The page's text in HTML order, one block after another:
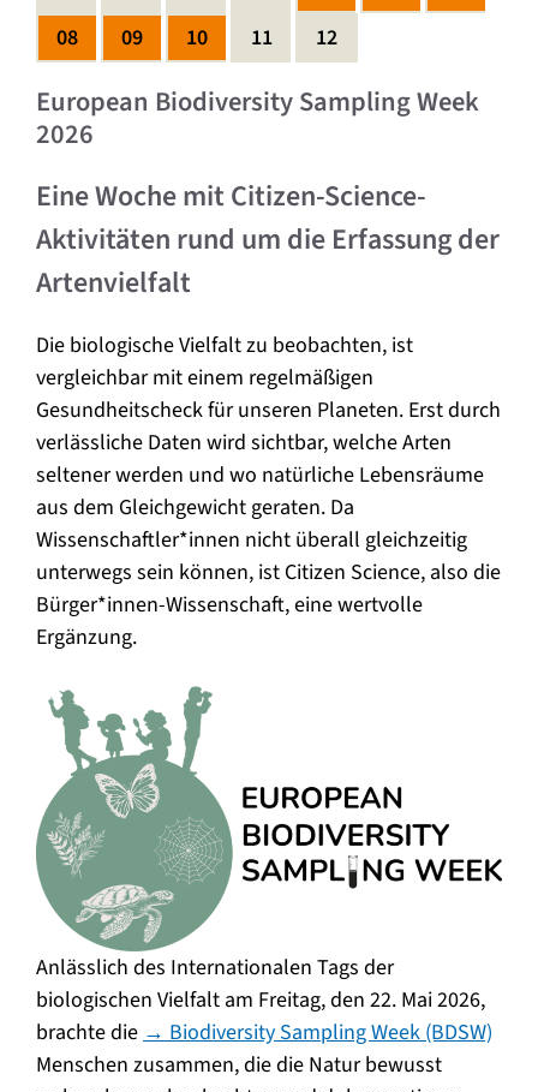
08
09 10 11 12
European Biodiversity Sampling Week
2026
Eine Woche mit Citizen-Science-
Aktivitäten rund um die Erfassung der
Artenvielfalt
Die biologische Vielfalt zu beobachten, ist
vergleichbar mit einem regelmäßigen
Gesundheitscheck für unseren Planeten. Erst durch
verlässliche Daten wird sichtbar, welche Arten
seltener werden und wo natürliche Lebensräume
aus dem Gleichgewicht geraten. Da
Wissenschaftler*innen nicht überall gleichzeitig
unterwegs sein können, ist Citizen Science, also die
Bürger*innen-Wissenschaft, eine wertvolle
Ergänzung.
Anlässlich des Internationalen Tags der
biologischen Vielfalt am Freitag, den 22. Mai 2026,
brachte die→ Biodiversity Sampling Week (BDSW)
Menschen zusammen, die die Natur bewusst